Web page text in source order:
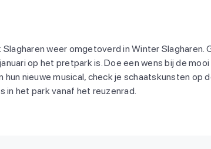
weer omgetoverd in Winter Slagharen.
op het pretpark is. Doe een wens bij de
hun nieuwe musical, check je schaatskunsten op
in het park vanaf het reuzenrad.